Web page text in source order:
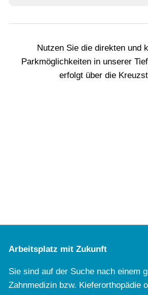
Nutzen Sie die direkten und
Parkmöglichkeiten in unserer
erfolgt über die
Arbeitsplatz mit Zukunft
Sie sind auf der Suche nach einem
Zahnmedizin bzw. Kieferorthopädie